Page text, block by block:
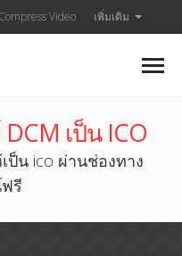
Compress Video เพิ่มเติม
เป็น ICO
น ico ผ่านช่องทาง
รี